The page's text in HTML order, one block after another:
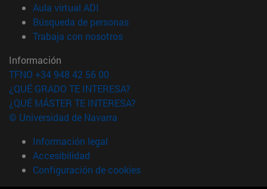
Aula virtual ADI
Búsqueda de personas(abre en nueva ventana)
Trabaja con nosotros(abre en nueva ventana)
Información
TFNO +34 948 42 56 00
¿QUÉ GRADO TE INTERESA?
¿QUÉ MÁSTER TE INTERESA?
© Universidad de Navarra
Información legal
Accesibilidad
Configuración de cookies